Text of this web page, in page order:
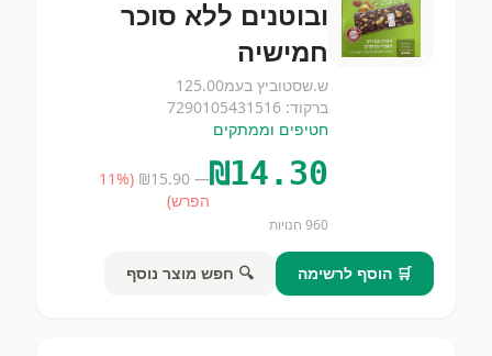
ובוטנים ללא סוכר
חמישיה
ש.שסטוביץ בעמ125.00
ברקוד: 7290105431516
חטיפים וממתקים
₪14.30
— ₪
15.90
(
11%
הפרש)
960 חנויות
🛒 הוסף לרשימה 🔍 חפש מוצר נוסף